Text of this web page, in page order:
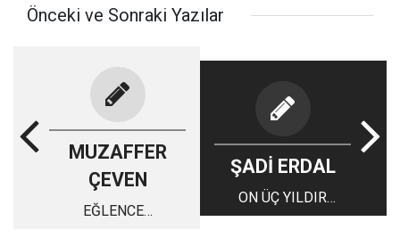
Önceki ve Sonraki Yazılar
MUZAFFER
ÇEVEN
EĞLENCE…
ŞADİ ERDAL
ON ÜÇ YILDIR
ÇÖZÜLEMEYEN KÖY